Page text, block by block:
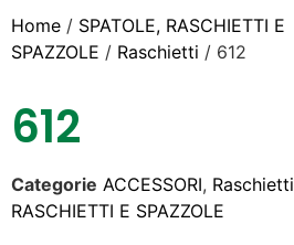
Home / SPATOLE, RASCHIETTI E
SPAZZOLE / Raschietti / 612
612
Categorie ACCESSORI, Raschietti
RASCHIETTI E SPAZZOLE